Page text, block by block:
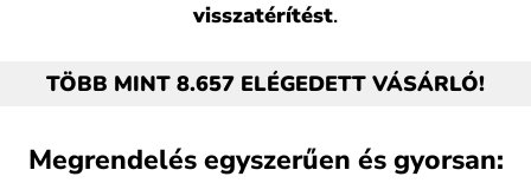
visszatérítést.
TÖBB MINT 8.657 ELÉGEDETT VÁSÁRLÓ!
Megrendelés egyszerűen és gyorsan: